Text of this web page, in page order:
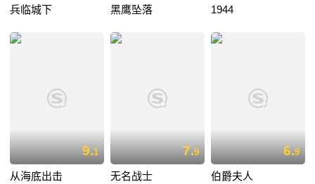
兵临城下 黑鹰坠落 1944
9.1
从海底出击
7.9
无名战士
6.9
伯爵夫人